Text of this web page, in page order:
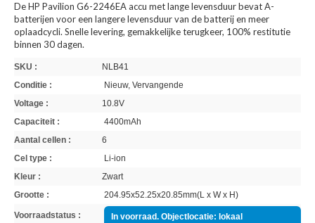
De HP Pavilion G6-2246EA accu met lange levensduur bevat A-
batterijen voor een langere levensduur van de batterij en meer
oplaadcycli. Snelle levering, gemakkelijke terugkeer, 100% restitutie
binnen 30 dagen.
SKU :
NLB41
Conditie :
Nieuw, Vervangende
Voltage :
10.8V
Capaciteit :
4400mAh
Aantal cellen :
6
Cel type :
Li-ion
Kleur :
Zwart
Grootte :
204.95x52.25x20.85mm(L x W x H)
Voorraadstatus :
In voorraad. Objectlocatie: lokaal